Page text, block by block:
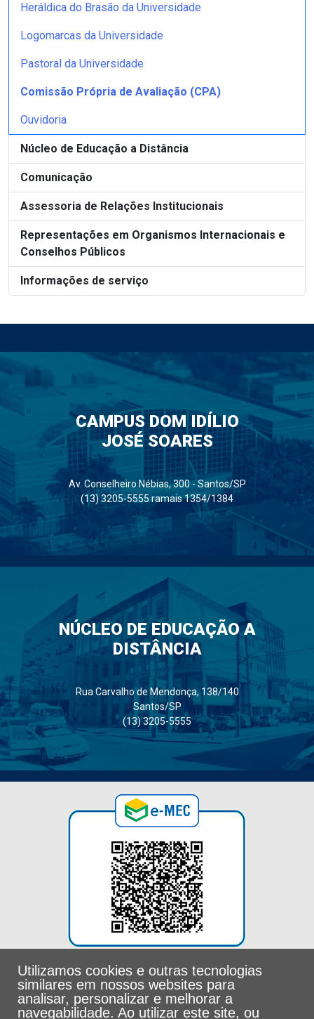
Heráldica do Brasão da Universidade
Logomarcas da Universidade
Pastoral da Universidade
Comissão Própria de Avaliação (CPA)
Ouvidoria
Núcleo de Educação a Distância
Comunicação
Assessoria de Relações Institucionais
Representações em Organismos Internacionais e
Conselhos Públicos
Informações de serviço
CAMPUS DOM IDÍLIO
JOSÉ SOARES
Av. Conselheiro Nébias, 300 - Santos/SP
(13) 3205-5555 ramais 1354/1384
NÚCLEO DE EDUCAÇÃO A
DISTÂNCIA
Rua Carvalho de Mendonça, 138/140
Santos/SP
(13) 3205-5555
Utilizamos cookies e outras tecnologias
similares em nossos websites para
analisar, personalizar e melhorar a
navegabilidade. Ao utilizar este site, ou